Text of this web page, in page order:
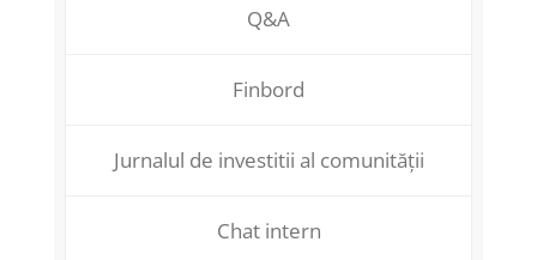
Q&A
Finbord
Jurnalul de investitii al comunității
Chat intern